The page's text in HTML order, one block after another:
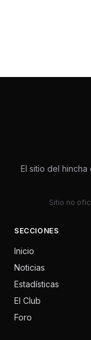
El sitio del
Sitio no
SECCIONES
Inicio
Noticias
Estadísticas
El Club
Foro